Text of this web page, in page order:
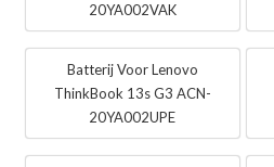
20YA002VAK
Batterij Voor Lenovo
ThinkBook 13s G3 ACN-
20YA002UPE